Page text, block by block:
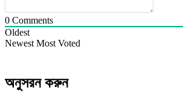
0 Comments
Oldest
Newest Most Voted
অনুসরন করুন